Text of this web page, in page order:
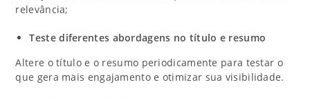
relevância;
Teste diferentes abordagens no título e resumo
Altere o título e o resumo periodicamente para testar o
que gera mais engajamento e otimizar sua visibilidade.